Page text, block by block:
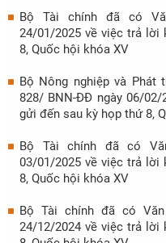
Bộ Tài chính đã có
24/01/2025 về việc trả
8, Quốc hội khóa XV
Bộ Nông nghiệp và
828/ BNN-ĐĐ ngày 06/
gửi đến sau kỳ họp thứ 8,
Bộ Tài chính đã có
03/01/2025 về việc trả
8, Quốc hội khóa XV
Bộ Tài chính đã có Văn
24/12/2024 về việc trả